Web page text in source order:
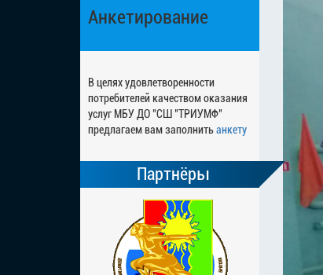
Анкетирование
В целях удовлетворенности
потребителей качеством оказания
услуг МБУ ДО "СШ "ТРИУМФ"
предлагаем вам заполнитьанкету
Партнёры